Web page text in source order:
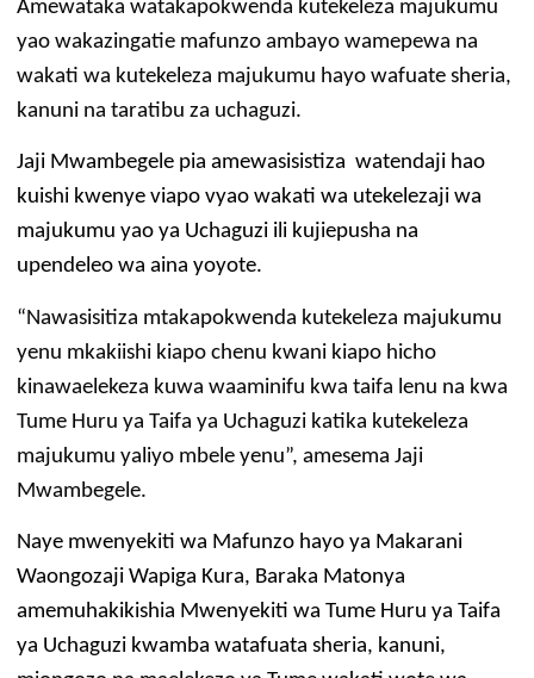
Amewataka watakapokwenda kutekeleza majukumu
yao wakazingatie mafunzo ambayo wamepewa na
wakati wa kutekeleza majukumu hayo wafuate sheria,
kanuni na taratibu za uchaguzi.
Jaji Mwambegele pia amewasisistiza watendaji hao
kuishi kwenye viapo vyao wakati wa utekelezaji wa
majukumu yao ya Uchaguzi ili kujiepusha na
upendeleo wa aina yoyote.
“Nawasisitiza mtakapokwenda kutekeleza majukumu
yenu mkakiishi kiapo chenu kwani kiapo hicho
kinawaelekeza kuwa waaminifu kwa taifa lenu na kwa
Tume Huru ya Taifa ya Uchaguzi katika kutekeleza
majukumu yaliyo mbele yenu”, amesema Jaji
Mwambegele.
Naye mwenyekiti wa Mafunzo hayo ya Makarani
Waongozaji Wapiga Kura, Baraka Matonya
amemuhakikishia Mwenyekiti wa Tume Huru ya Taifa
ya Uchaguzi kwamba watafuata sheria, kanuni,